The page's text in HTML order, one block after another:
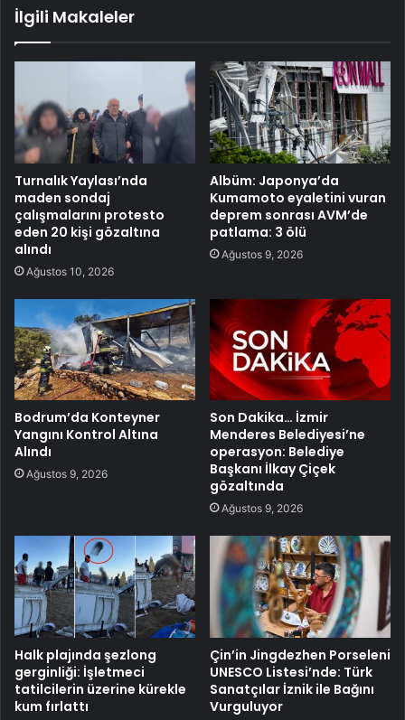
İlgili Makaleler
Turnalık Yaylası’nda
maden sondaj
çalışmalarını protesto
eden 20 kişi gözaltına
alındı
Ağustos 10, 2026
Albüm: Japonya’da
Kumamoto eyaletini vuran
deprem sonrası AVM’de
patlama: 3 ölü
Ağustos 9, 2026
Bodrum’da Konteyner
Yangını Kontrol Altına
Alındı
Ağustos 9, 2026
Son Dakika… İzmir
Menderes Belediyesi’ne
operasyon: Belediye
Başkanı İlkay Çiçek
gözaltında
Ağustos 9, 2026
Halk plajında şezlong
gerginliği: İşletmeci
tatilcilerin üzerine kürekle
kum fırlattı
Çin’in Jingdezhen Porseleni
UNESCO Listesi’nde: Türk
Sanatçılar İznik ile Bağını
Vurguluyor